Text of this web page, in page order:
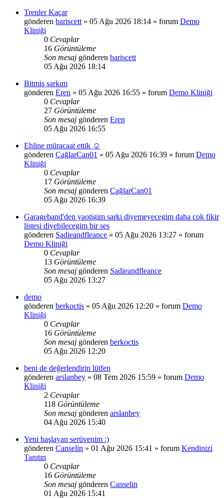
Trenler Kaçar
gönderen bariscett » 05 Ağu 2026 18:14 » forum Demo
Kliniği
0 Cevaplar
16 Görüntüleme
Son mesaj gönderen bariscett
05 Ağu 2026 18:14
Bitmiş şarkım
gönderen Eren » 05 Ağu 2026 16:55 » forum Demo Kliniği
0 Cevaplar
27 Görüntüleme
Son mesaj gönderen Eren
05 Ağu 2026 16:55
Ehline müracaat ettik ☺️
gönderen ÇağlarCan01 » 05 Ağu 2026 16:39 » forum Demo
Kliniği
0 Cevaplar
17 Görüntüleme
Son mesaj gönderen ÇağlarCan01
05 Ağu 2026 16:39
Garageband'den yaotigim sarki diyemeyecegim daha cok fikir
listesi diyebilecegim bir ses
gönderen Sadieandfleance » 05 Ağu 2026 13:27 » forum
Demo Kliniği
0 Cevaplar
13 Görüntüleme
Son mesaj gönderen Sadieandfleance
05 Ağu 2026 13:27
demo
gönderen berkoctis » 05 Ağu 2026 12:20 » forum Demo
Kliniği
0 Cevaplar
16 Görüntüleme
Son mesaj gönderen berkoctis
05 Ağu 2026 12:20
beni de değerlendirin lütfen
gönderen arslanbey » 08 Tem 2026 15:59 » forum Demo
Kliniği
2 Cevaplar
118 Görüntüleme
Son mesaj gönderen arslanbey
04 Ağu 2026 15:40
Yeni başlayan serüvenim :)
gönderen Canselin » 01 Ağu 2026 15:41 » forum Kendinizi
Tanıtın
0 Cevaplar
16 Görüntüleme
Son mesaj gönderen Canselin
01 Ağu 2026 15:41